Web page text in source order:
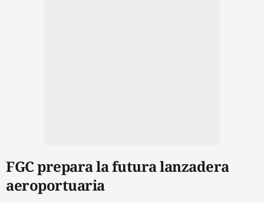
FGC prepara la futura lanzadera
aeroportuaria